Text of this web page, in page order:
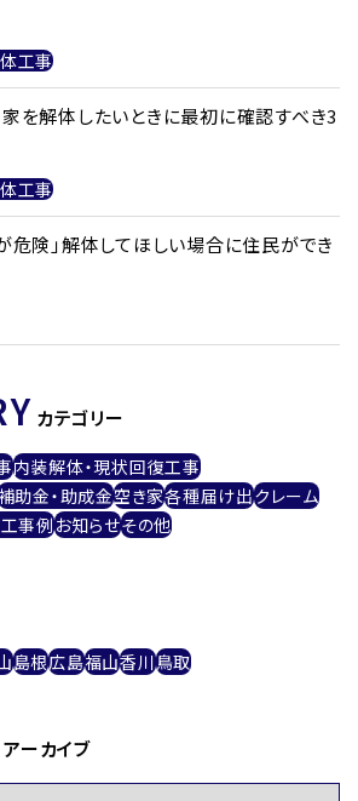
工事
を解体したいときに最初に確認すべき3
工事
危険」解体してほしい場合に住民ができ
カテゴリー
内装解体・現状回復工事
助金・助成金空き家各種届け出クレーム
事例お知らせその他
島根広島福山香川鳥取
アーカイブ